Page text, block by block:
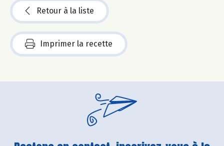
Retour à la liste
Imprimer la recette